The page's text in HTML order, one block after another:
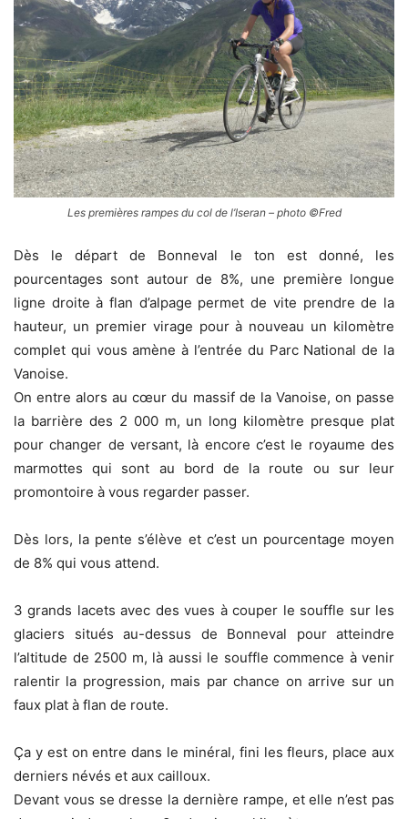
Les premières rampes du col de l’Iseran – photo ©Fred
Dès le départ de Bonneval le ton est donné, les
pourcentages sont autour de 8%, une première longue
ligne droite à flan d’alpage permet de vite prendre de la
hauteur, un premier virage pour à nouveau un kilomètre
complet qui vous amène à l’entrée du Parc National de la
Vanoise.
On entre alors au cœur du massif de la Vanoise, on passe
la barrière des 2 000 m, un long kilomètre presque plat
pour changer de versant, là encore c’est le royaume des
marmottes qui sont au bord de la route ou sur leur
promontoire à vous regarder passer.
Dès lors, la pente s’élève et c’est un pourcentage moyen
de 8% qui vous attend.
3 grands lacets avec des vues à couper le souffle sur les
glaciers situés au-dessus de Bonneval pour atteindre
l’altitude de 2500 m, là aussi le souffle commence à venir
ralentir la progression, mais par chance on arrive sur un
faux plat à flan de route.
Ça y est on entre dans le minéral, fini les fleurs, place aux
derniers névés et aux cailloux.
Devant vous se dresse la dernière rampe, et elle n’est pas